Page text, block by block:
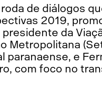
de diálogos
2019,
presidente da
Metropolitana
paranaense, e
com foco no